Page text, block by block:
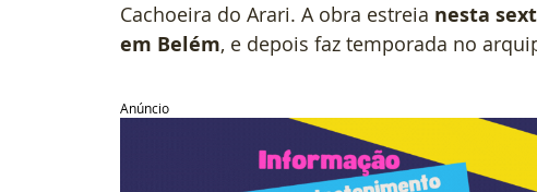
Cachoeira do Arari. A obra estreia nesta
em Belém, e depois faz temporada no
Anúncio